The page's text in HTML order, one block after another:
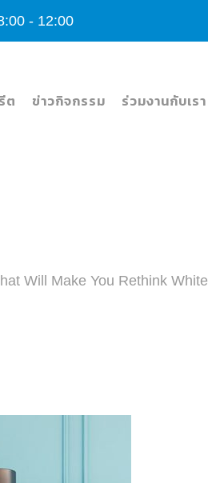
8:00 - 12:00
ต ข่าวกิจกรรม ร่วมงานกับเรา
Will Make You Rethink White